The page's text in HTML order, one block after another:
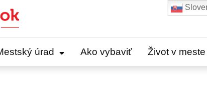
úrad Ako vybaviť Život v meste